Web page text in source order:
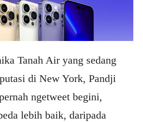
Tanah Air yang sedang
di New York, Pandji
ngetweet begini,
lebih baik, daripada